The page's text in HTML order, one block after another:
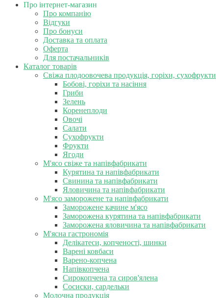
Про інтернет-магазин
Про компанію
Відгуки
Про бонуси
Доставка та оплата
Оферта
Для постачальників
Каталог товарів
Свіжа плодоовочева продукція, горіхи, сухофрукти
Бобові, горіхи та насіння
Гриби
Зелень
Коренеплоди
Овочі
Салати
Сухофрукти
Фрукти
Ягоди
М'ясо свіже та напівфабрикати
Курятина та напівфабрикати
Свинина та напівфабрикати
Яловичина та напівфабрикати
М'ясо заморожене та напівфабрикати
Заморожене качине м'ясо
Заморожена курятина та напівфабрикати
Заморожена яловичина та напівфабрикати
М'ясна гастрономія
Делікатеси, копченості, шинки
Варені ковбаси
Варено-копчена
Напівкопчена
Сирокопчена та сиров'ялена
Сосиски, сардельки
Молочна продукція